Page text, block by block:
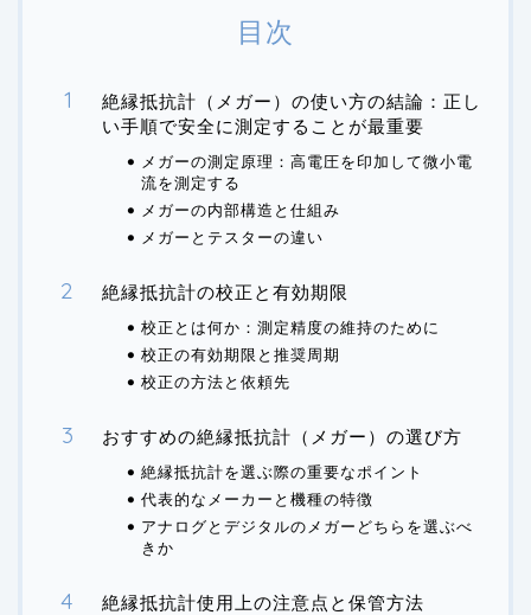
目次
絶縁抵抗計（メガー）の使い方の結論：正し
い手順で安全に測定することが最重要
メガーの測定原理：高電圧を印加して微小電
流を測定する
メガーの内部構造と仕組み
メガーとテスターの違い
絶縁抵抗計の校正と有効期限
校正とは何か：測定精度の維持のために
校正の有効期限と推奨周期
校正の方法と依頼先
おすすめの絶縁抵抗計（メガー）の選び方
絶縁抵抗計を選ぶ際の重要なポイント
代表的なメーカーと機種の特徴
アナログとデジタルのメガーどちらを選ぶべ
きか
絶縁抵抗計使用上の注意点と保管方法